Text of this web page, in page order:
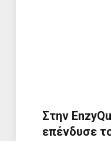
Στην
επένδυσε